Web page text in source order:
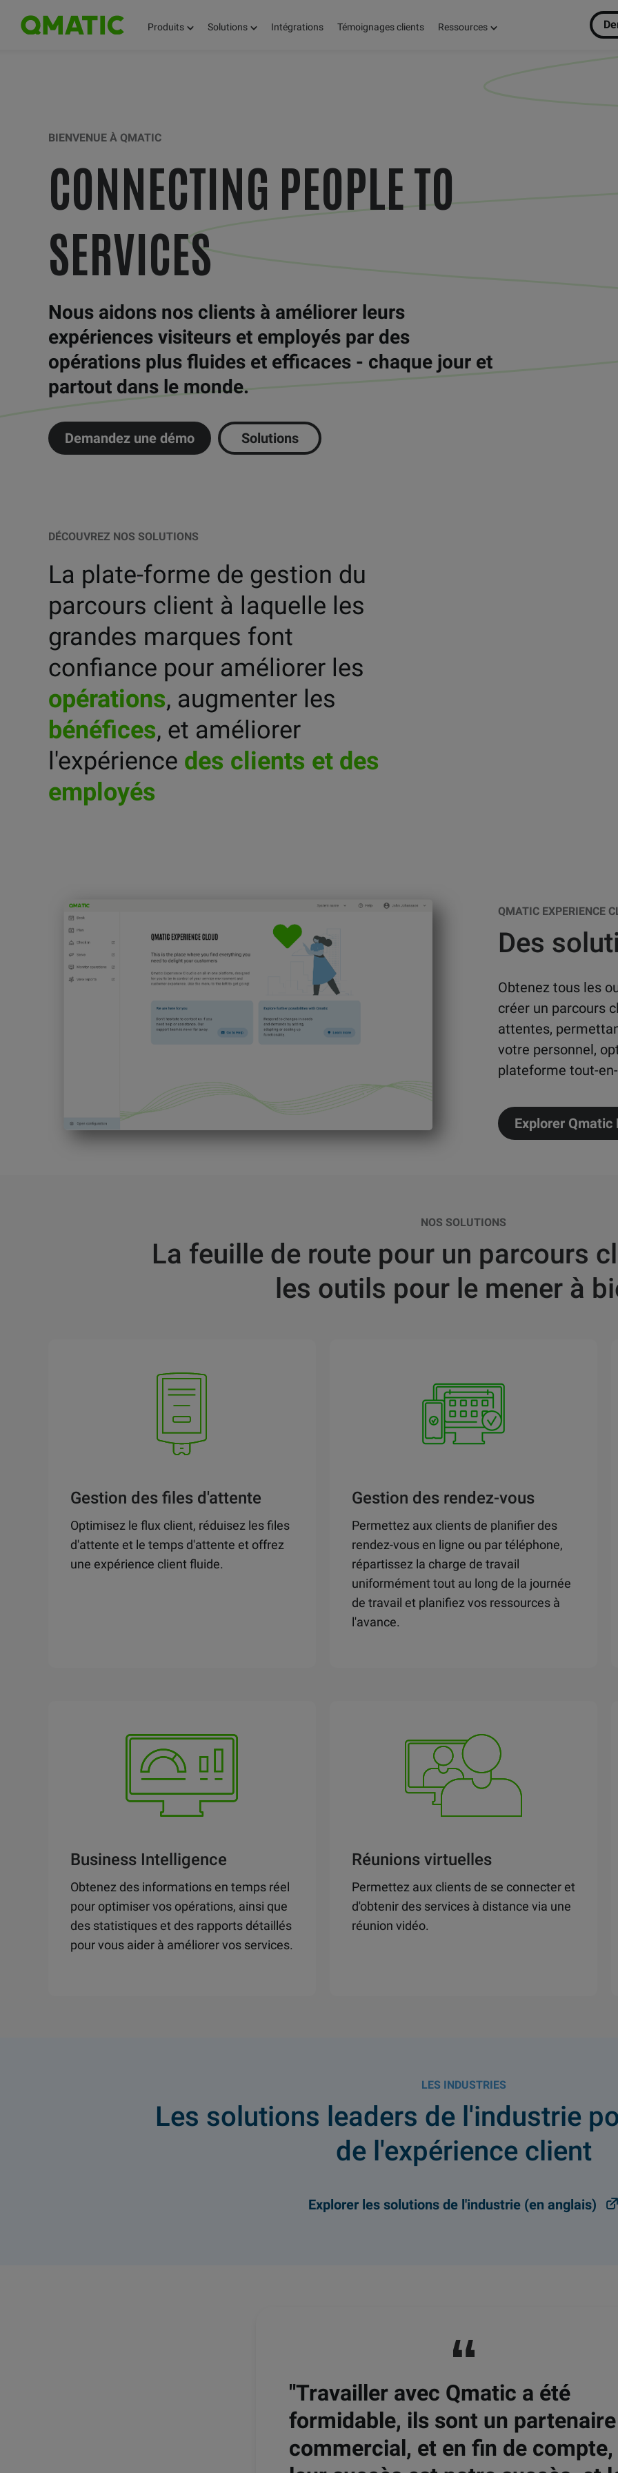
Produits Solutions Intégrations Témoignages clients Ressources
BIENVENUE À QMATIC
CONNECTING PEOPLE TO
SERVICES
Nous aidons nos clients à améliorer leurs
expériences visiteurs et employés par des
opérations plus fluides et efficaces - chaque jour et
partout dans le monde.
Demandez une démo Solutions
DÉCOUVREZ NOS SOLUTIONS
La plate-forme de gestion du
parcours client à laquelle les
grandes marques font
confiance pour améliorer les
opérations, augmenter les
bénéfices, et améliorer
l'expérience des clients et des
employés
QMATIC EXPERIENCE
Des
Obtenez tous les
créer un parcours
attentes,
votre personnel,
plateforme tout-
Explorer Qmatic
NOS SOLUTIONS
La feuille de route pour un parcours
les outils pour le mener à
Gestion des files d'attente
Optimisez le flux client, réduisez les files
d'attente et le temps d'attente et offrez
une expérience client fluide.
Gestion des rendez-vous
Permettez aux clients de planifier des
rendez-vous en ligne ou par téléphone,
répartissez la charge de travail
uniformément tout au long de la journée
de travail et planifiez vos ressources à
l'avance.
Business Intelligence
Obtenez des informations en temps réel
pour optimiser vos opérations, ainsi que
des statistiques et des rapports détaillés
pour vous aider à améliorer vos services.
Réunions virtuelles
Permettez aux clients de se connecter et
d'obtenir des services à distance via une
réunion vidéo.
LES INDUSTRIES
Les solutions leaders de l'industrie
de l'expérience client
Explorer les solutions de l'industrie (en anglais)
"Travailler avec Qmatic a été
formidable, ils sont un partenaire
commercial, et en fin de compte,